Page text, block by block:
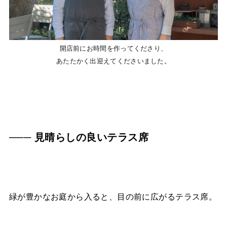
開店前にお時間を作ってくださり、
あたたかく出迎えてくださいました。
─── 見晴らしの良いテラス席
緑が豊かなお庭から入ると、目の前に広がるテラス席。